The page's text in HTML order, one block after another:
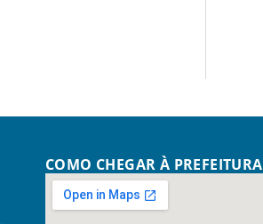
COMO CHEGAR À PREFEITURA